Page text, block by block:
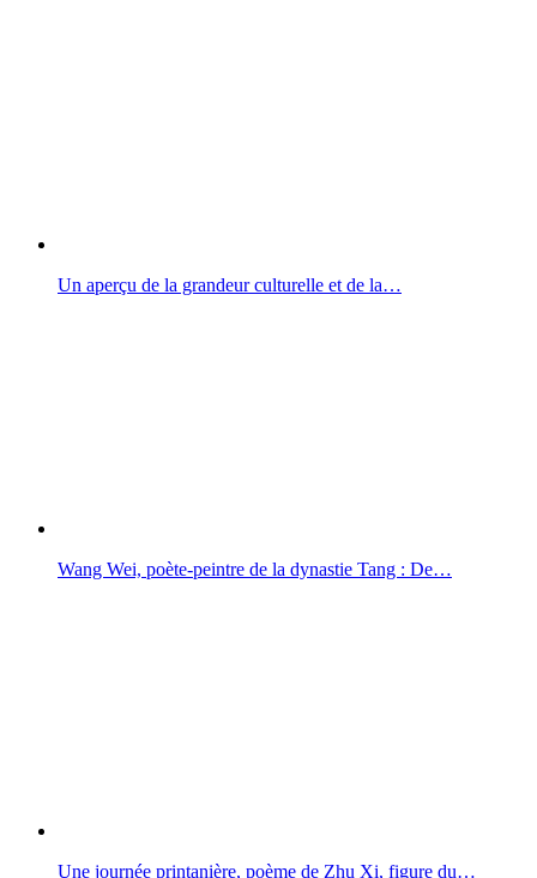
Un aperçu de la grandeur culturelle et de la…
Wang Wei, poète-peintre de la dynastie Tang : De…
Une journée printanière, poème de Zhu Xi, figure du…